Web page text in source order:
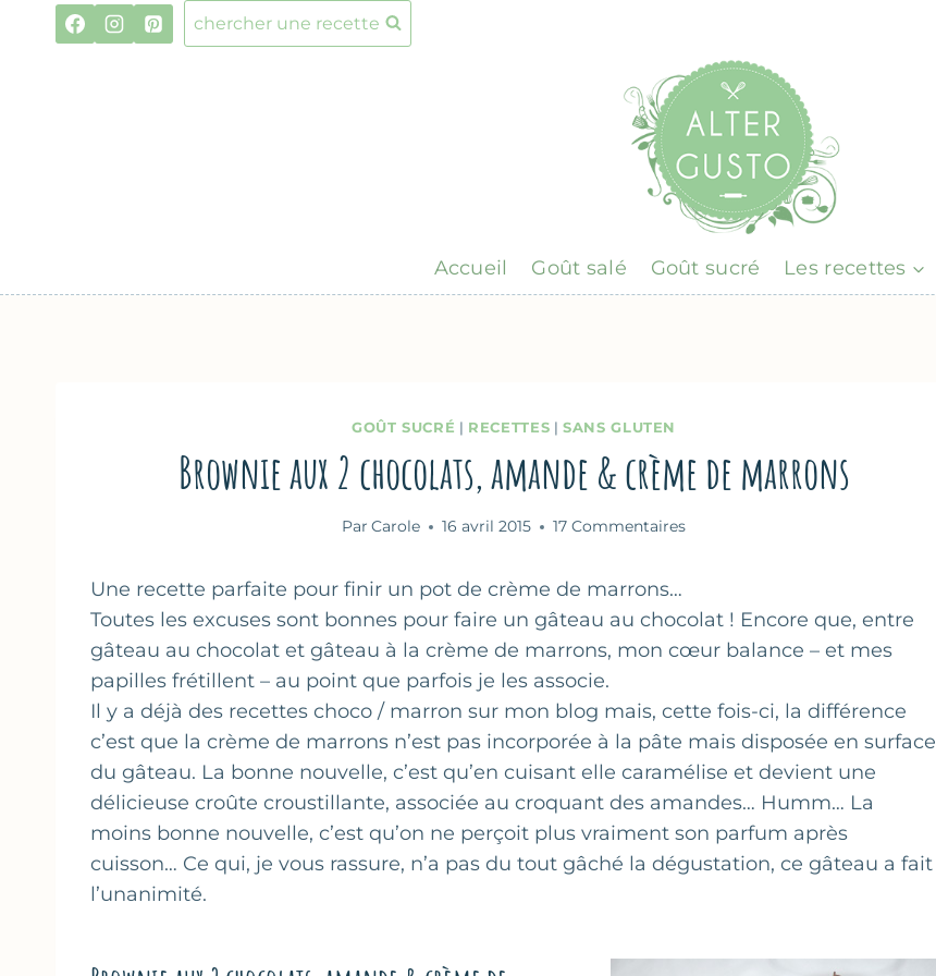
chercher une recette
Accueil Goût salé Goût sucré Les recettes
GOÛT SUCRÉ | RECETTES |SANS GLUTEN
Brownie aux 2 chocolats, amande & crème de marrons
Par Carole 16 avril 2015 17 Commentaires
Une recette parfaite pour finir un pot de crème de marrons…
Toutes les excuses sont bonnes pour faire un gâteau au chocolat ! Encore que, entre
gâteau au chocolat et gâteau à la crème de marrons, mon cœur balance – et mes
papilles frétillent – au point que parfois je les associe.
Il y a déjà des recettes choco / marron sur mon blog mais, cette fois-ci, la différence
c’est que la crème de marrons n’est pas incorporée à la pâte mais disposée en surface
du gâteau. La bonne nouvelle, c’est qu’en cuisant elle caramélise et devient une
délicieuse croûte croustillante, associée au croquant des amandes… Humm… La
moins bonne nouvelle, c’est qu’on ne perçoit plus vraiment son parfum après
cuisson… Ce qui, je vous rassure, n’a pas du tout gâché la dégustation, ce gâteau a fait
l’unanimité.